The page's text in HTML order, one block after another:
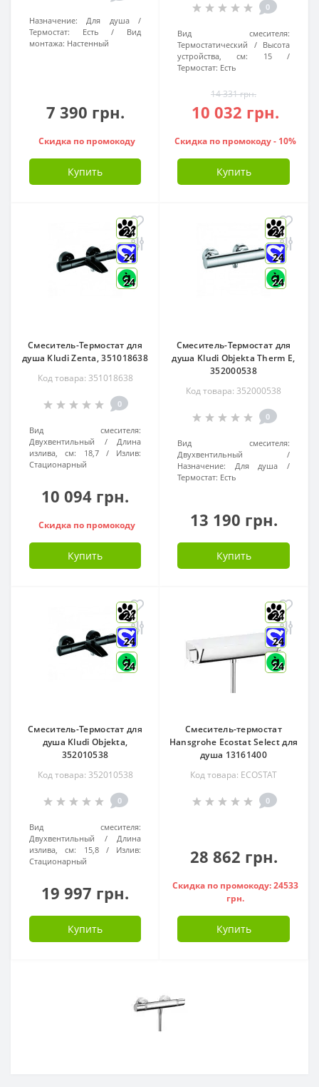
Назначение:
Для душа
Термостат:
Есть
Вид
монтажа: Настенный
7 390 грн.
Скидка по промокоду
Купить
0
Вид смесителя:
Термостатический
Высота
устройства, см:
15
Термостат: Есть
14 331 грн.
10 032 грн.
Скидка по промокоду - 10%
Купить
24
24
24
Смеситель-Термостат для
душа Kludi Zenta, 351018638
Код товара: 351018638
0
Вид смесителя:
Двухвентильный
Длина
излива, см:
18,7
Излив:
Стационарный
10 094 грн.
Скидка по промокоду
Купить
24
24
24
Смеситель-Термостат для
душа Kludi Objekta Therm E,
352000538
Код товара: 352000538
0
Вид смесителя:
Двухвентильный
Назначение:
Для душа
Термостат: Есть
13 190 грн.
Купить
24
24
24
Смеситель-Термостат для
душа Kludi Objekta,
352010538
Код товара: 352010538
0
Вид смесителя:
Двухвентильный
Длина
излива, см:
15,8
Излив:
Стационарный
19 997 грн.
Купить
24
24
24
Смеситель-термостат
Hansgrohe Ecostat Select для
душа 13161400
Код товара: ECOSTAT
0
28 862 грн.
Скидка по промокоду: 24533
грн.
Купить